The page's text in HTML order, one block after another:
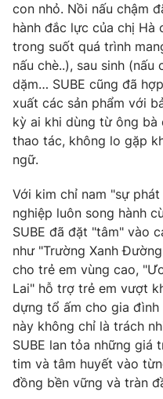
con nhỏ. Nồi nấu chậm
hành đắc lực của chị Hà
trong suốt quá trình
nấu chè..), sau sinh
dặm… SUBE cũng đã
xuất các sản phẩm với
kỳ ai khi dùng từ ông bà
thao tác, không lo gặp
ngữ.
Với kim chỉ nam "sự
nghiệp luôn song hành
SUBE đã đặt "tâm" vào
như "Trường Xanh
cho trẻ em vùng cao,
Lai" hỗ trợ trẻ em vượt
dựng tổ ấm cho gia
này không chỉ là trách
SUBE lan tỏa những giá
tim và tâm huyết vào
đồng bền vững và tràn